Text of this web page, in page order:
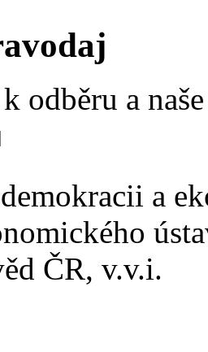
odběru a
a
ČR, v.v.i.